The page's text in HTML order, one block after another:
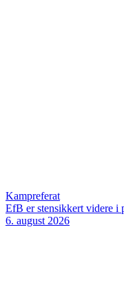
Kampreferat
EfB er stensikkert videre i
6. august 2026